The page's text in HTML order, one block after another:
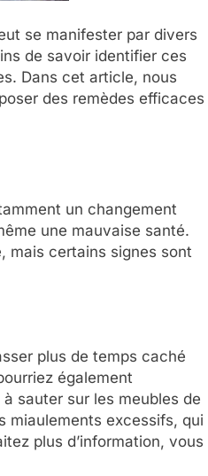
se manifester par divers
de savoir identifier ces
Dans cet article, nous
des remèdes efficaces
un changement
une mauvaise santé.
mais certains signes sont
plus de temps caché
également
sauter sur les meubles de
miaulements excessifs, qui
plus d’information, vous